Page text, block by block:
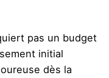
pas un budget
initial
dès la